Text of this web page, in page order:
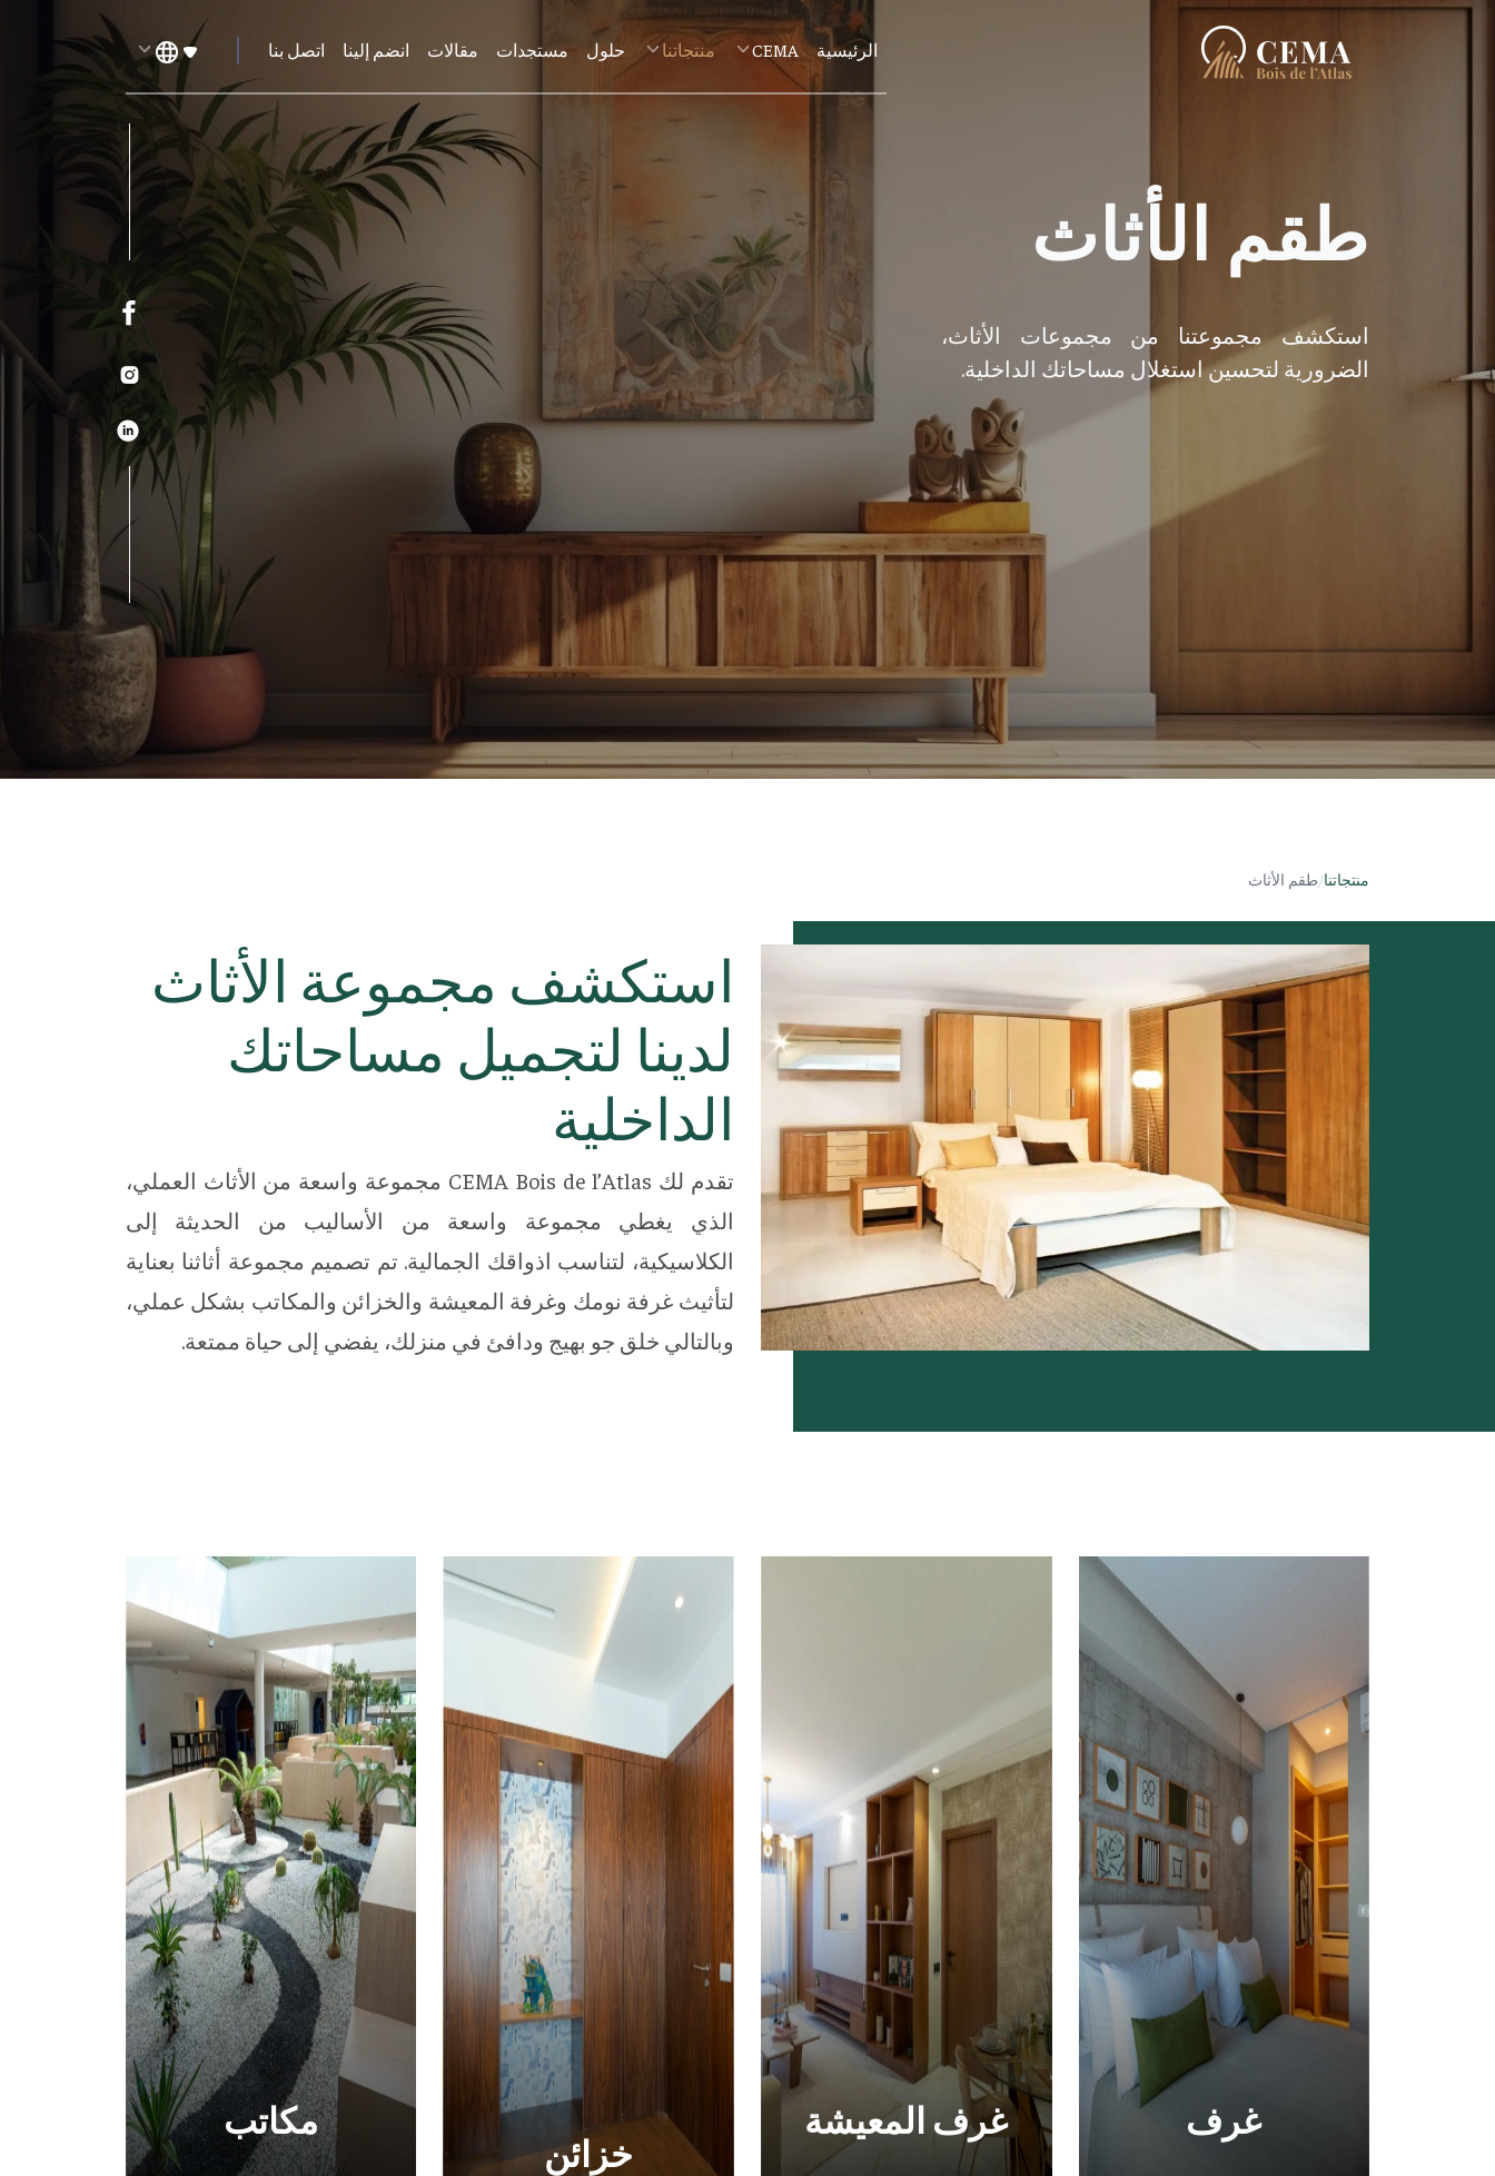
الرئيسية CEMA منتجاتنا حلول مستجدات مقالات انضم إلينا اتصل بنا
طقم الأثاث
استكشف مجموعتنا من مجموعات الأثاث،
الضرورية لتحسين استغلال مساحاتك الداخلية.
منتجاتنا/طقم الأثاث
استكشف مجموعة الأثاث
لدينا لتجميل مساحاتك
الداخلية
تقدم لك CEMA Bois de l’Atlas مجموعة واسعة من الأثاث العملي،
الذي يغطي مجموعة واسعة من الأساليب من الحديثة إلى
الكلاسيكية، لتناسب اذواقك الجمالية. تم تصميم مجموعة أثاثنا بعناية
لتأثيث غرفة نومك وغرفة المعيشة والخزائن والمكاتب بشكل عملي،
وبالتالي خلق جو بهيج ودافئ في منزلك، يفضي إلى حياة ممتعة.
غرف غرف المعيشة
خزائن
مكاتب